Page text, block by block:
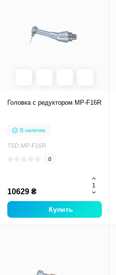
Головка с редуктором MP-F16R
В наличии
TSD-MP-F16R
0
10629 ₴
Купить